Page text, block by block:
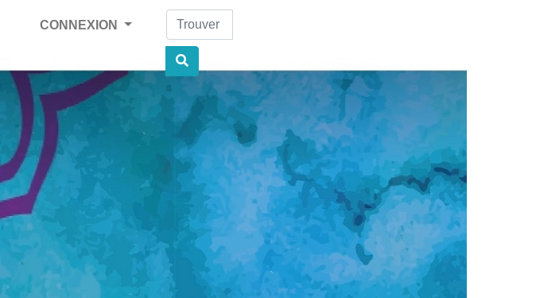
CONNEXION
Find